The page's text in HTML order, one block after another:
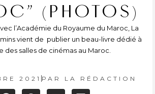
(PHOTOS)
l’Académie du Royaume du Maroc, La
vient de publier un beau-livre dédié à
des salles de cinémas au Maroc.
2021 PAR LA RÉDACTION